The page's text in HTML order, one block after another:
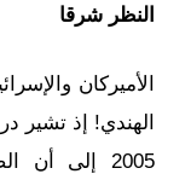
النظر شرقا
الأميركان
الهندي! إذ تشير
2005 إلى